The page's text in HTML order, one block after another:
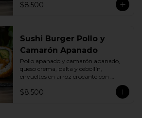
$8.500
Sushi Burger Pollo y
Camarón Apanado
Pollo apanado y camarón apanado,
queso crema, palta y cebollín,
envueltos en arroz crocante con
$8.500